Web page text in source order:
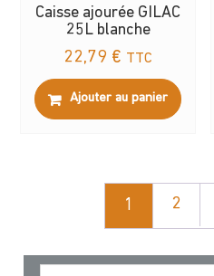
Caisse ajourée GILAC
25L blanche
22,79 € TTC
Ajouter au panier
1 2